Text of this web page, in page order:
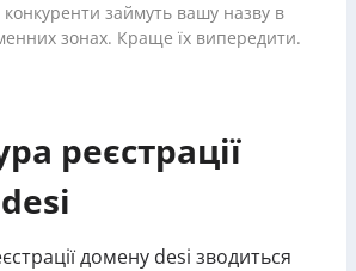
конкуренти займуть вашу назву в
зонах. Краще їх випередити.
реєстрації
домену desi зводиться